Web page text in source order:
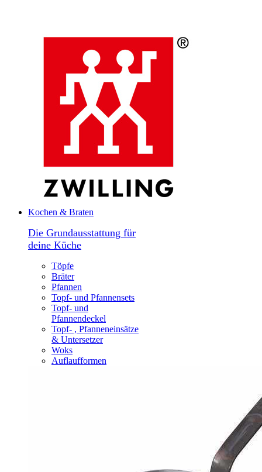
Kochen & Braten
Die Grundausstattung für
deine Küche
Töpfe
Bräter
Pfannen
Topf- und Pfannensets
Topf- und
Pfannendeckel
Topf- , Pfanneneinsätze
& Untersetzer
Woks
Auflaufformen